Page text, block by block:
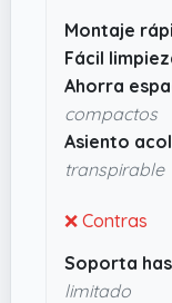
solo atornillar
apilar ayuda
renunciar a la
bien
gracias a las
parecen una
Montaje
Fácil
Ahorra
compactos
Asiento
transpirable
❌ Contras
Soporta
limitado